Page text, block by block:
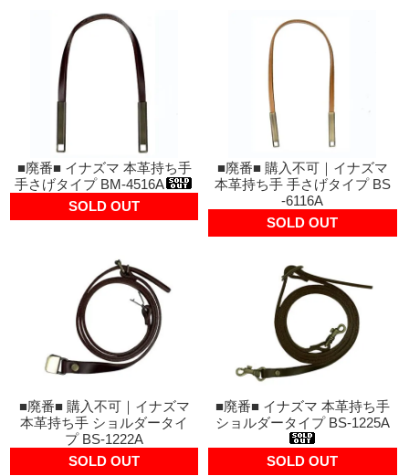
■廃番■ イナズマ 本革持ち手
手さげタイプ BM-4516A
SOLD OUT
■廃番■ 購入不可｜イナズマ
本革持ち手 手さげタイプ BS
-6116A
SOLD OUT
■廃番■ 購入不可｜イナズマ
本革持ち手 ショルダータイ
プ BS-1222A
SOLD OUT
■廃番■ イナズマ 本革持ち手
ショルダータイプ BS-1225A
SOLD OUT